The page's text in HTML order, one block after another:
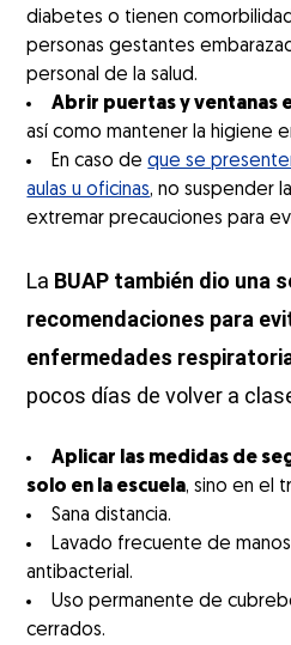
diabetes o tienen
personas gestantes
personal de la salud.
Abrir puertas y ventanas
así como mantener la higiene
En caso deque se
aulas u oficinas, no suspender
extremar precauciones para
La BUAP también dio una
recomendaciones para
enfermedades
pocos días de volver a
Aplicar las medidas de
solo en la escuela, sino en el
Sana distancia.
Lavado frecuente de
antibacterial.
Uso permanente de
cerrados.